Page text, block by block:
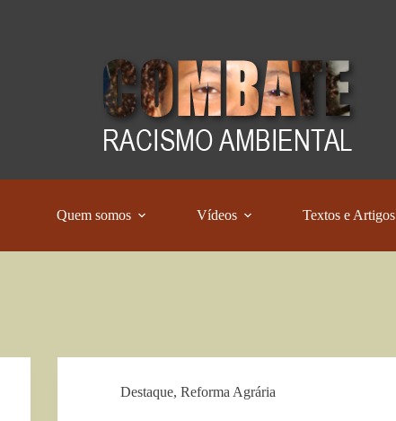
Quem somos Vídeos Textos e Artigos
Destaque,Reforma Agrária